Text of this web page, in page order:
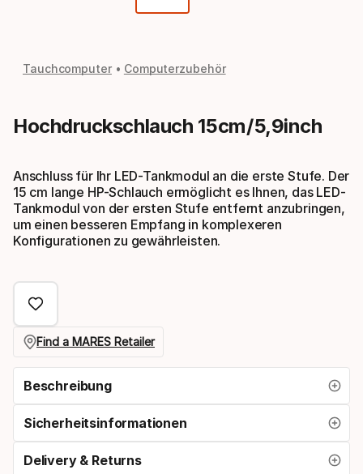
Tauchcomputer Computerzubehör
Hochdruckschlauch 15cm/5,9inch
Anschluss für Ihr LED-Tankmodul an die erste Stufe. Der
15 cm lange HP-Schlauch ermöglicht es Ihnen, das LED-
Tankmodul von der ersten Stufe entfernt anzubringen,
um einen besseren Empfang in komplexeren
Konfigurationen zu gewährleisten.
Find a MARES Retailer
Beschreibung
Sicherheitsinformationen
Delivery & Returns